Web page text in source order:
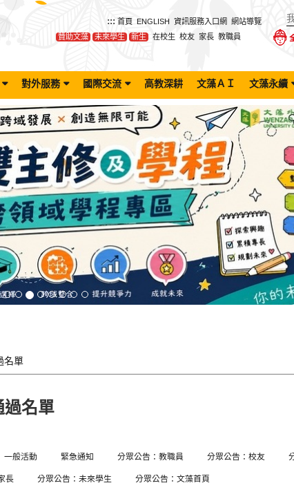
::: 首頁 ENGLISH 資訊服務入口網 網站導覽
贊助文藻
未來學生 新生 在校生 校友 家長 教職員
對外服務 國際交流 高教深耕 文藻ＡＩ 文藻永續
名單
過名單
一般活動 緊急通知 分眾公告：教職員 分眾公告：校友
長 分眾公告：未來學生 分眾公告：文藻首頁